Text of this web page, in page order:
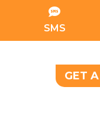
SMS
GET